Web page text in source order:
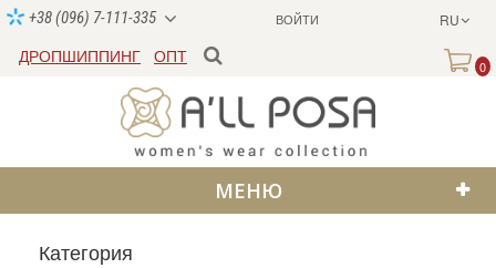
ВОЙТИ RU
+38 (096) 7-111-335
ДРОПШИППИНГ ОПТ
0
МЕНЮ
Категория